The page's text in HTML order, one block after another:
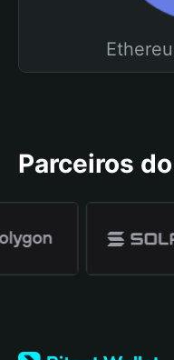
Parceiros